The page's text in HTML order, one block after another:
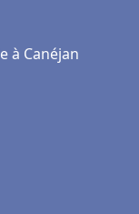
à Canéjan